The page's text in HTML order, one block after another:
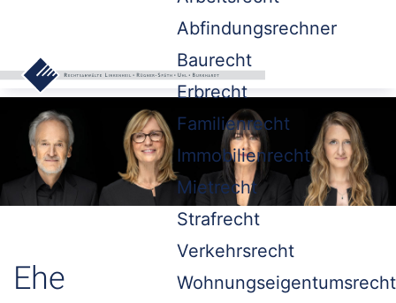
Abfindungsrechner
Baurecht
Erbrecht
Familienrecht
Immobilienrecht
Mietrecht
Strafrecht
Verkehrsrecht
Wohnungseigentumsrecht
Ehe